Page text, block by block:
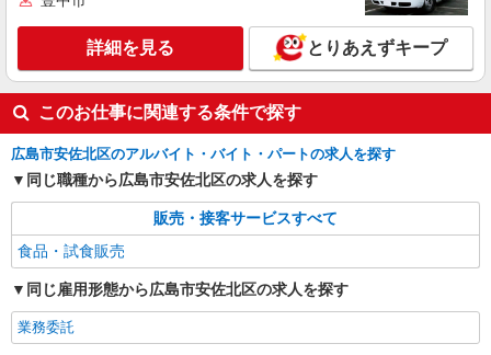
詳細を見る とりあえずキープ
このお仕事に関連する条件で探す
広島市安佐北区のアルバイト・バイト・パートの求人を探す
同じ職種から広島市安佐北区の求人を探す
販売・接客サービスすべて
食品・試食販売
同じ雇用形態から広島市安佐北区の求人を探す
業務委託